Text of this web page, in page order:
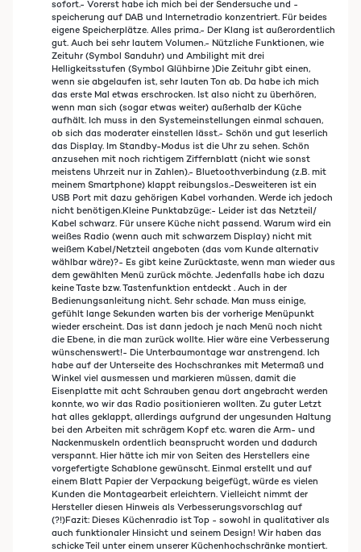
sofort.- Vorerst habe ich mich bei der Sendersuche und -
speicherung auf DAB und Internetradio konzentriert. Für beides
eigene Speicherplätze. Alles prima.- Der Klang ist außerordentlich
gut. Auch bei sehr lautem Volumen.- Nützliche Funktionen, wie
Zeituhr (Symbol Sanduhr) und Ambilight mit drei
Helligkeitsstufen (Symbol Glühbirne )Die Zeituhr gibt einen,
wenn sie abgelaufen ist, sehr lauten Ton ab. Da habe ich mich
das erste Mal etwas erschrocken. Ist also nicht zu überhören,
wenn man sich (sogar etwas weiter) außerhalb der Küche
aufhält. Ich muss in den Systemeinstellungen einmal schauen,
ob sich das moderater einstellen lässt.- Schön und gut leserlich
das Display. Im Standby-Modus ist die Uhr zu sehen. Schön
anzusehen mit noch richtigem Ziffernblatt (nicht wie sonst
meistens Uhrzeit nur in Zahlen).- Bluetoothverbindung (z.B. mit
meinem Smartphone) klappt reibungslos.-Desweiteren ist ein
USB Port mit dazu gehörigen Kabel vorhanden. Werde ich jedoch
nicht benötigen.Kleine Punktabzüge:- Leider ist das Netzteil/
Kabel schwarz. Für unsere Küche nicht passend. Warum wird ein
weißes Radio (wenn auch mit schwarzem Display) nicht mit
weißem Kabel/Netzteil angeboten (das vom Kunde alternativ
wählbar wäre)?- Es gibt keine Zurücktaste, wenn man wieder aus
dem gewählten Menü zurück möchte. Jedenfalls habe ich dazu
keine Taste bzw. Tastenfunktion entdeckt . Auch in der
Bedienungsanleitung nicht. Sehr schade. Man muss einige,
gefühlt lange Sekunden warten bis der vorherige Menüpunkt
wieder erscheint. Das ist dann jedoch je nach Menü noch nicht
die Ebene, in die man zurück wollte. Hier wäre eine Verbesserung
wünschenswert!- Die Unterbaumontage war anstrengend. Ich
habe auf der Unterseite des Hochschrankes mit Metermaß und
Winkel viel ausmessen und markieren müssen, damit die
Eisenplatte mit acht Schrauben genau dort angebracht werden
konnte, wo wir das Radio positionieren wollten. Zu guter Letzt
hat alles geklappt, allerdings aufgrund der ungesunden Haltung
bei den Arbeiten mit schrägem Kopf etc. waren die Arm- und
Nackenmuskeln ordentlich beansprucht worden und dadurch
verspannt. Hier hätte ich mir von Seiten des Herstellers eine
vorgefertigte Schablone gewünscht. Einmal erstellt und auf
einem Blatt Papier der Verpackung beigefügt, würde es vielen
Kunden die Montagearbeit erleichtern. Vielleicht nimmt der
Hersteller diesen Hinweis als Verbesserungsvorschlag auf
(?!)Fazit: Dieses Küchenradio ist Top - sowohl in qualitativer als
auch funktionaler Hinsicht und seinem Design! Wir haben das
schicke Teil unter einem unserer Küchenhochschränke montiert.